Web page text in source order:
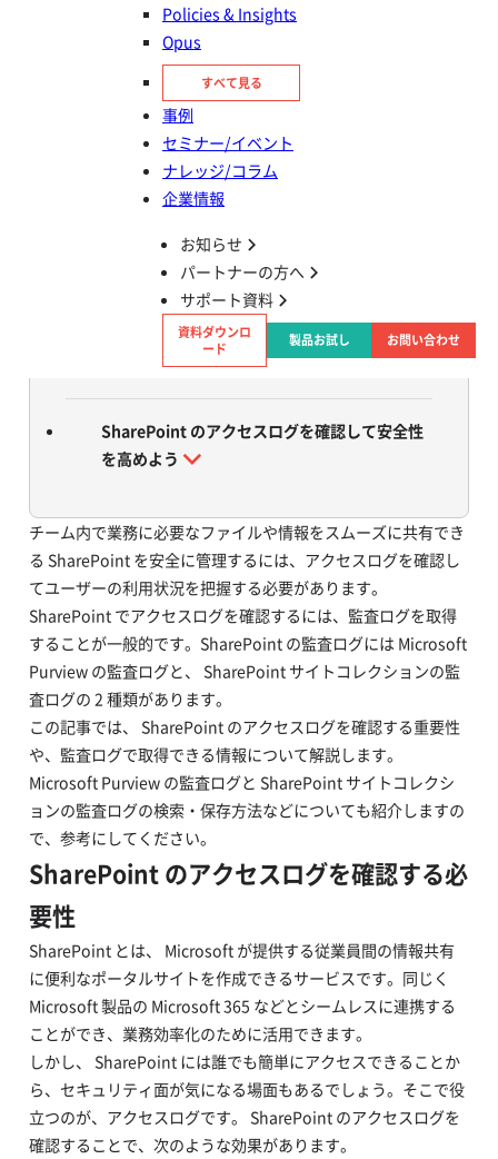
Policies & Insights
Opus
すべて見る
事例
セミナー/イベント
ナレッジ/コラム
企業情報
お知らせ
パートナーの方へ
サポート資料
資料ダウンロ
ード
製品お試し お問い合わせ
SharePoint のアクセスログを確認する必要性
SharePoint 監査ログとは
SharePoint 監査ログの種類
SharePoint 監査ログで取得できる情報
SharePoint 監査ログ（ Microsoft Purview ）
の検索・保存方法
SharePoint のアクセスログを確認して安全性
を高めよう
チーム内で業務に必要なファイルや情報をスムーズに共有でき
る SharePoint を安全に管理するには、アクセスログを確認し
てユーザーの利用状況を把握する必要があります。
SharePoint でアクセスログを確認するには、監査ログを取得
することが一般的です。SharePoint の監査ログには Microsoft
Purview の監査ログと、 SharePoint サイトコレクションの監
査ログの 2 種類があります。
この記事では、 SharePoint のアクセスログを確認する重要性
や、監査ログで取得できる情報について解説します。
Microsoft Purview の監査ログと SharePoint サイトコレクシ
ョンの監査ログの検索・保存方法などについても紹介しますの
で、参考にしてください。
SharePoint のアクセスログを確認する必
要性
SharePoint とは、 Microsoft が提供する従業員間の情報共有
に便利なポータルサイトを作成できるサービスです。同じく
Microsoft 製品の Microsoft 365 などとシームレスに連携する
ことができ、業務効率化のために活用できます。
しかし、 SharePoint には誰でも簡単にアクセスできることか
ら、セキュリティ面が気になる場面もあるでしょう。そこで役
立つのが、アクセスログです。 SharePoint のアクセスログを
確認することで、次のような効果があります。